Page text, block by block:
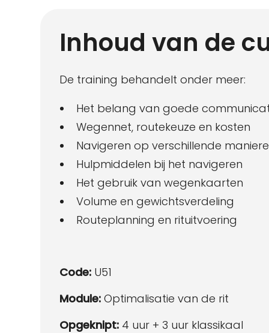
Inhoud van de
De training behandelt onder meer:
Het belang van goede
Wegennet, routekeuze en kosten
Navigeren op verschillende
Hulpmiddelen bij het navigeren
Het gebruik van wegenkaarten
Volume en gewichtsverdeling
Routeplanning en rituitvoering
Code: U51
Module:Optimalisatie van de rit
Opgeknipt: 4 uur + 3 uur klassikaal